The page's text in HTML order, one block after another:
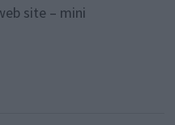
site – mini